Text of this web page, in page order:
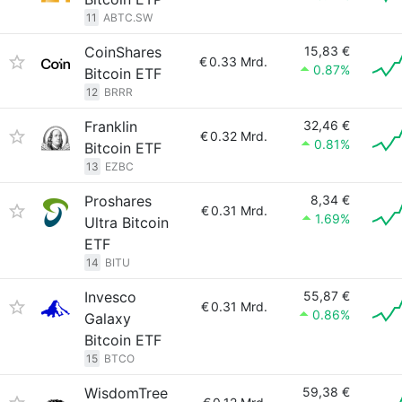
11 ABTC.SW
CoinShares
Bitcoin ETF
12 BRRR
€0.33 Mrd.
15,83 €
0.87%
Franklin
Bitcoin ETF
13 EZBC
€0.32 Mrd.
32,46 €
0.81%
Proshares
Ultra Bitcoin
ETF
14 BITU
€0.31 Mrd.
8,34 €
1.69%
Invesco
Galaxy
Bitcoin ETF
15 BTCO
€0.31 Mrd.
55,87 €
0.86%
WisdomTree 59,38 €